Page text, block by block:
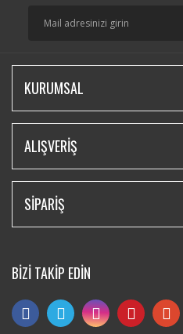
KURUMSAL
ALIŞVERİŞ
SİPARİŞ
BİZİ TAKİP EDİN